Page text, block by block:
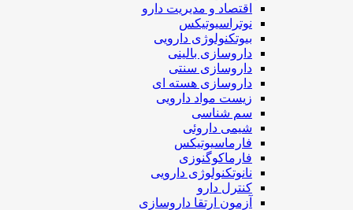
اقتصاد و مديريت دارو
نوتراسیوتیکس
بيوتكنولوژی دارویی
داروسازی بالينی
داروسازی سنتی
داروسازی هسته ای
زیست مواد دارویی
سم شناسی
شيمی داروئی
فارماسيوتيكس
فارماكوگنوزی
نانوتکنولوژی دارویی
كنترل دارو
آزمون ارتقا داروسازی